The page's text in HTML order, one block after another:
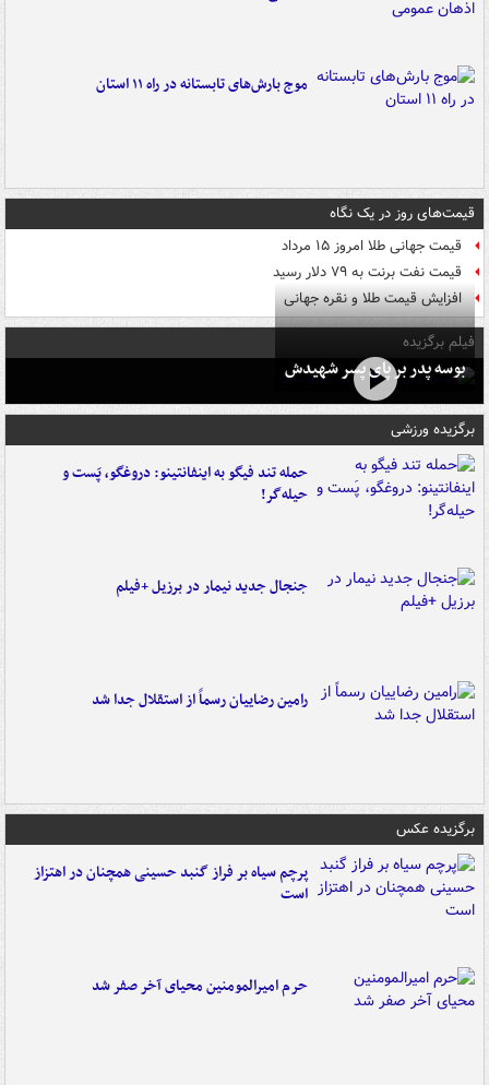
موج بارش‌های تابستانه در راه ۱۱ استان
قیمت‌های روز در یک نگاه
قیمت جهانی طلا امروز ۱۵ مرداد
قیمت نفت برنت به ۷۹ دلار رسید
افزایش قیمت طلا و نقره جهانی
فیلم برگزیده
بوسه‌ پدر بر پای پسر شهیدش
برگزیده ورزشی
حمله تند فیگو به اینفانتینو: دروغگو، پَست‌ و
حیله‌گر!
جنجال جدید نیمار در برزیل +فیلم
رامین رضاییان رسماً از استقلال جدا شد
برگزیده عکس
پرچم سیاه بر فراز گنبد حسینی همچنان در اهتزاز
است
حرم امیرالمومنین محیای آخر صفر شد